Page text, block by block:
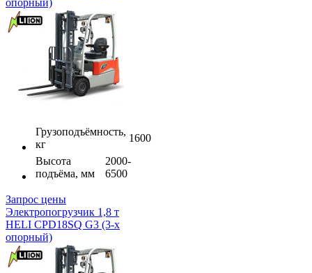
Грузоподъёмность,
кг
1600
Высота
подъёма, мм
2000-
6500
Запрос цены
Электропогрузчик 1,8 т
HELI CPD18SQ G3 (3-х
опорный)